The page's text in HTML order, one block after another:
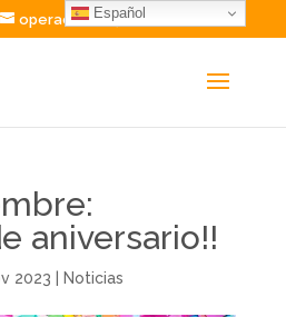
operaciones@excelium.net
aniversario!!
2023 Noticias
Español